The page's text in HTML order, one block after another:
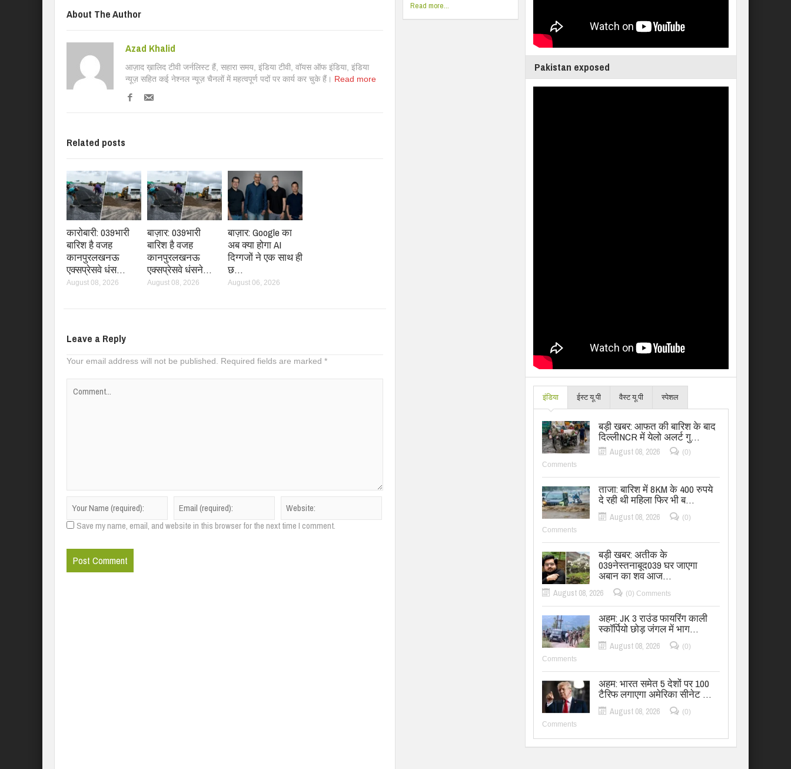
About The Author
Azad Khalid
आज़ाद ख़ालिद टीवी जर्नलिस्ट हैं, सहारा समय, इंडिया टीवी, वॉयस ऑफ इंडिया, इंडिया
न्यूज़ सहित कई नेश्नल न्यूज़ चैनलों में महत्वपूर्ण पदों पर कार्य कर चुके हैं। Read more
Related posts
कारोबारी: 039भारी
बारिश है वजह
कानपुरलखनऊ
एक्सप्रेसवे धंस…
August 08, 2026
बाज़ार: 039भारी
बारिश है वजह
कानपुरलखनऊ
एक्सप्रेसवे धंसने…
August 08, 2026
बाज़ार: Google का
अब क्या होगा AI
दिग्गजों ने एक साथ ही
छ…
August 06, 2026
Leave a Reply
Your email address will not be published. Required fields are marked *
Save my name, email, and website in this browser for the next time I comment.
Read more...
Pakistan exposed
इंडिया ईस्ट यू.पी वैस्ट यू.पी स्पेशल
बड़ी खबर: आफत की बारिश के बाद
दिल्लीNCR में येलो अलर्ट गु…
August 08, 2026
(0)
Comments
ताजा: बारिश में 8KM के 400 रुपये
दे रही थी महिला फिर भी ब…
August 08, 2026
(0)
Comments
बड़ी खबर: अतीक के
039नेस्तनाबूद039 घर जाएगा
अबान का शव आज…
August 08, 2026 (0) Comments
अहम: JK 3 राउंड फायरिंग काली
स्कॉर्पियो छोड़ जंगल में भाग…
August 08, 2026
(0)
Comments
अहम: भारत समेत 5 देशों पर 100
टैरिफ लगाएगा अमेरिका सीनेट …
August 08, 2026
(0)
Comments